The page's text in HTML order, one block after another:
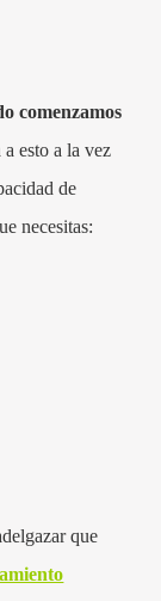
comenzamos
esto a la vez
de
necesitas:
que